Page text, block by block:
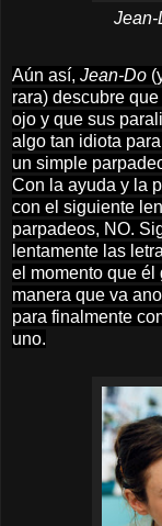
Aún así, Jean-Do
rara) descubre
ojo y que sus
algo tan idiota
un simple
Con la ayuda y la
con el siguiente
parpadeos, NO.
lentamente las
el momento que él
manera que va
para finalmente
uno.